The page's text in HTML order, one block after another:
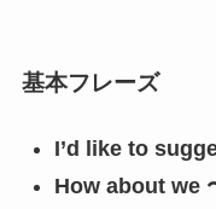
基本フレーズ
I’d like to
How about we